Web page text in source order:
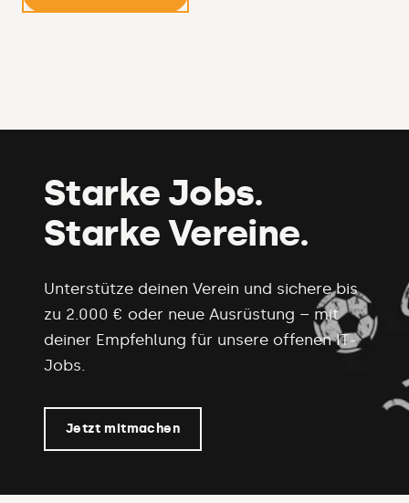
Starke Jobs.
Starke Vereine.
Unterstütze deinen Verein und sichere bis
zu 2.000 € oder neue Ausrüstung – mit
deiner Empfehlung für unsere offenen IT-
Jobs.
Jetzt mitmachen